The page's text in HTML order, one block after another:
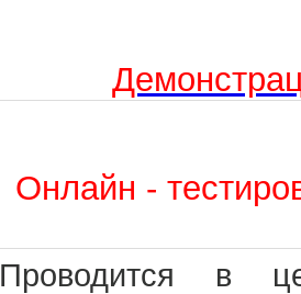
Онлайн -
Проводится в